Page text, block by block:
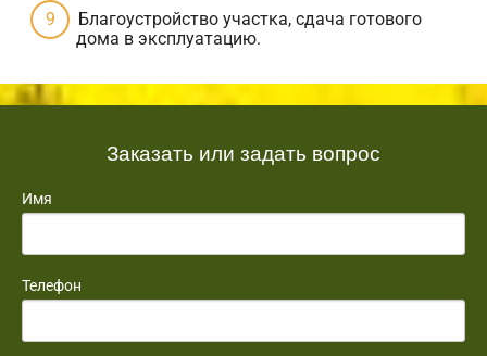
Благоустройство участка, сдача готового
дома в эксплуатацию.
Заказать или задать вопрос
Имя
Телефон